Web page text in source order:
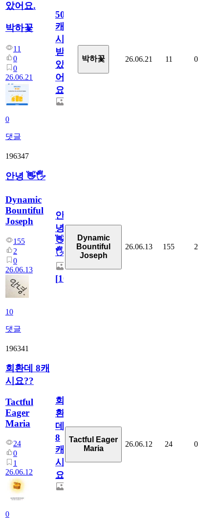
았어요.
박하꽃
11
0
0
26.06.21
0
댓글
50
캐
시
받
았
어
요.
박하꽃 26.06.21 11 0
196347
안녕 👋🖐
Dynamic
Bountiful
Joseph
155
2
0
26.06.13
10
댓글
안
녕
👋
🖐
[10
Dynamic
Bountiful
Joseph
26.06.13 155 2
196341
회환데 8캐
시요??
Tactful
Eager
Maria
24
0
1
26.06.12
0
회
환
데
8
캐
시
요??
Tactful Eager
Maria
26.06.12 24 0